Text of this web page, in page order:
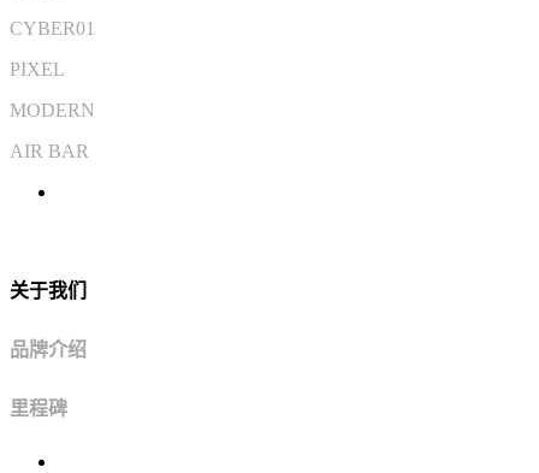
CYBER01
PIXEL
MODERN
AIR BAR
关于我们
品牌介绍
里程碑